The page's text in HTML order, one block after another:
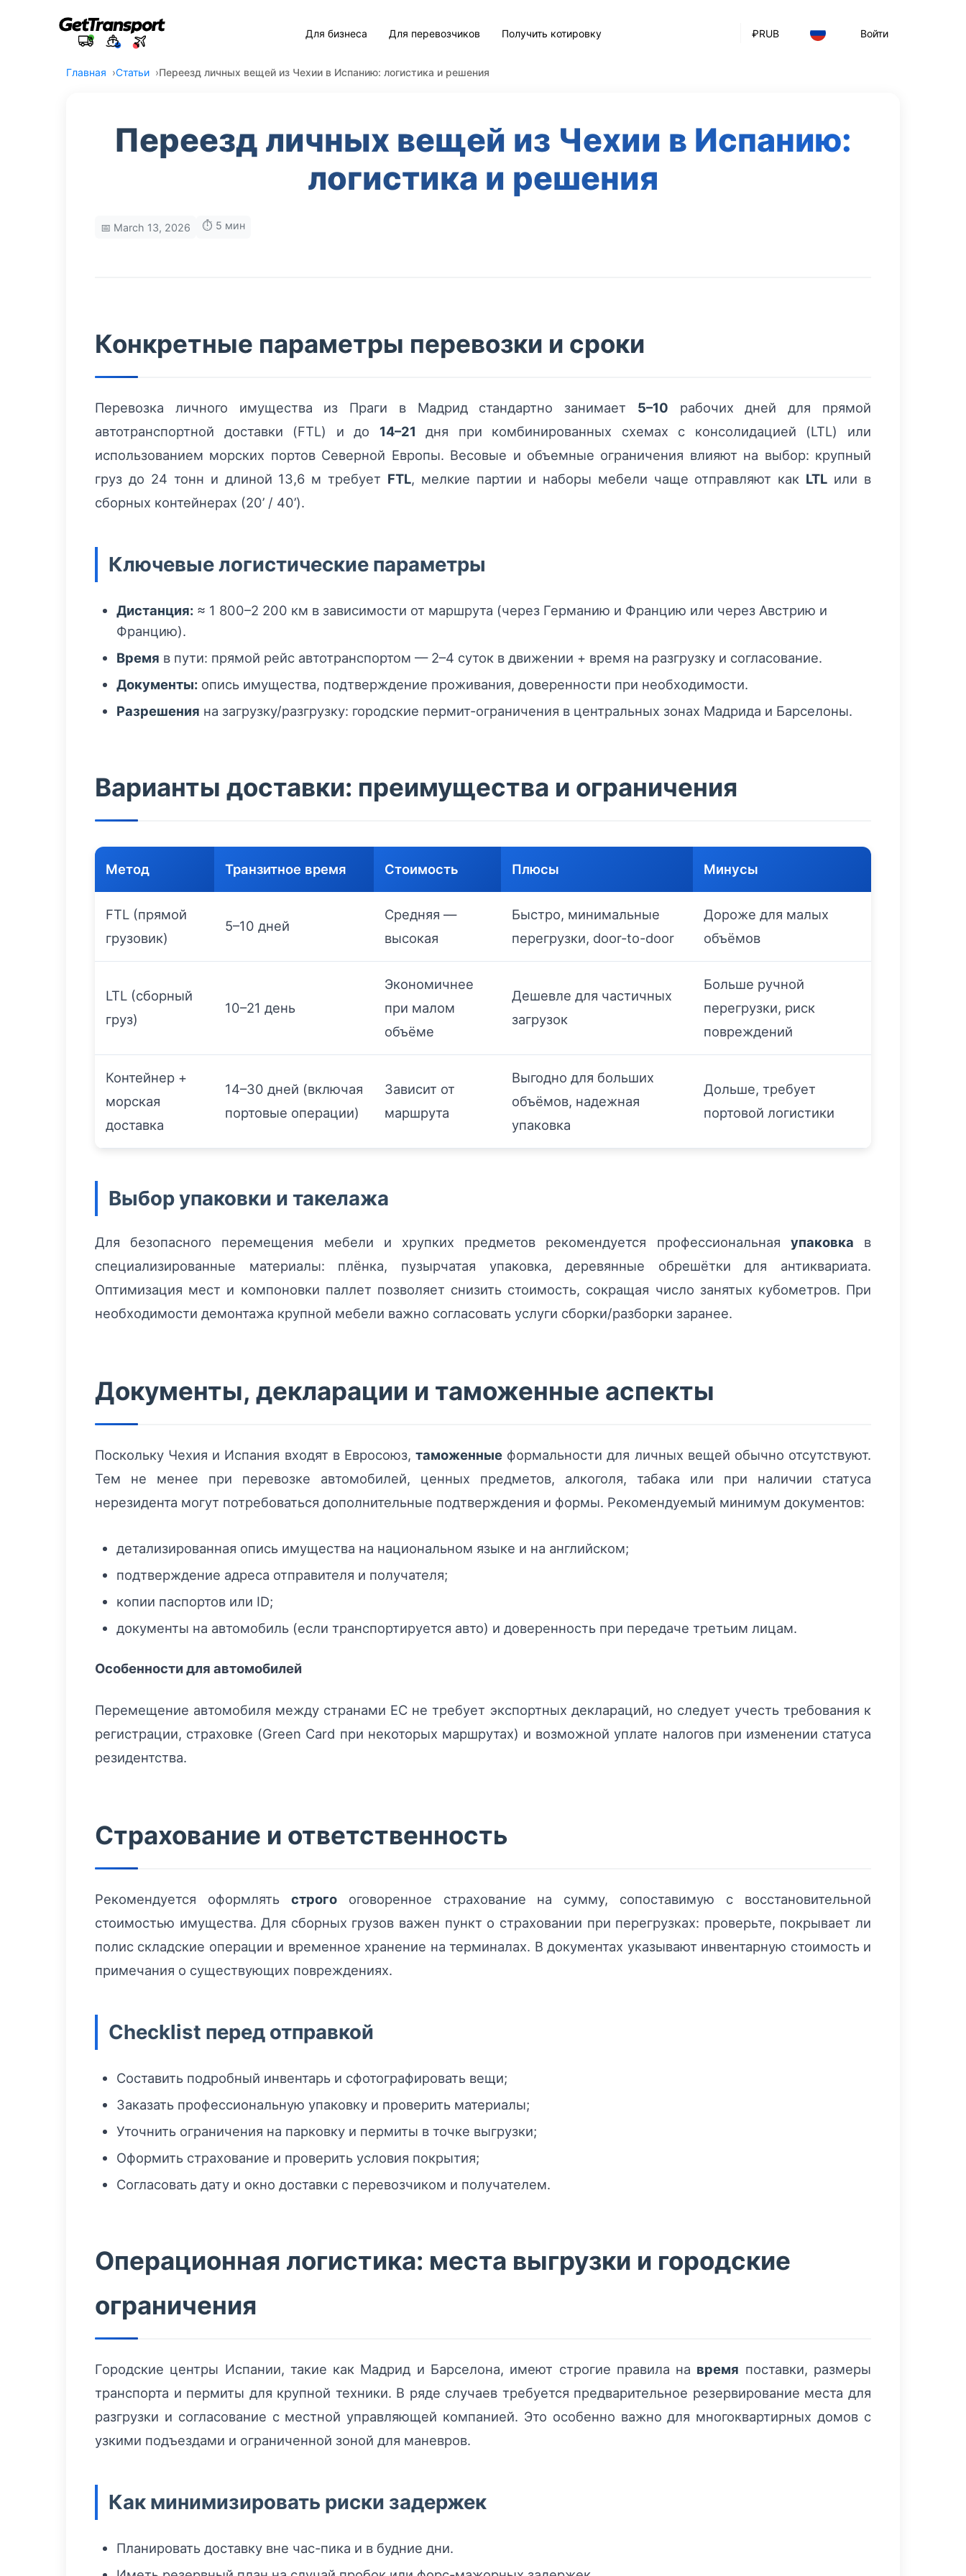
₽RUB Войти
Для бизнеса Для перевозчиков Получить котировку
Главная Статьи Переезд личных вещей из Чехии в Испанию: логистика и решения
Переезд личных вещей из Чехии в Испанию:
логистика и решения
📅 March 13, 2026 ⏱️ 5 мин
Конкретные параметры перевозки и сроки
Перевозка личного имущества из Праги в Мадрид стандартно занимает 5–10 рабочих дней для прямой
автотранспортной доставки (FTL) и до 14–21 дня при комбинированных схемах с консолидацией (LTL) или
использованием морских портов Северной Европы. Весовые и объемные ограничения влияют на выбор: крупный
груз до 24 тонн и длиной 13,6 м требует FTL, мелкие партии и наборы мебели чаще отправляют как LTL или в
сборных контейнерах (20’ / 40’).
Ключевые логистические параметры
Дистанция: ≈ 1 800–2 200 км в зависимости от маршрута (через Германию и Францию или через Австрию и
Францию).
Время в пути: прямой рейс автотранспортом — 2–4 суток в движении + время на разгрузку и согласование.
Документы: опись имущества, подтверждение проживания, доверенности при необходимости.
Разрешения на загрузку/разгрузку: городские пермит-ограничения в центральных зонах Мадрида и Барселоны.
Варианты доставки: преимущества и ограничения
Метод Транзитное время Стоимость Плюсы Минусы
FTL (прямой
грузовик)
5–10 дней
Средняя —
высокая
Быстро, минимальные
перегрузки, door-to-door
Дороже для малых
объёмов
LTL (сборный
груз)
10–21 день
Экономичнее
при малом
объёме
Дешевле для частичных
загрузок
Больше ручной
перегрузки, риск
повреждений
Контейнер +
морская
доставка
14–30 дней (включая
портовые операции)
Зависит от
маршрута
Выгодно для больших
объёмов, надежная
упаковка
Дольше, требует
портовой логистики
Выбор упаковки и такелажа
Для безопасного перемещения мебели и хрупких предметов рекомендуется профессиональная упаковка в
специализированные материалы: плёнка, пузырчатая упаковка, деревянные обрешётки для антиквариата.
Оптимизация мест и компоновки паллет позволяет снизить стоимость, сокращая число занятых кубометров. При
необходимости демонтажа крупной мебели важно согласовать услуги сборки/разборки заранее.
Документы, декларации и таможенные аспекты
Поскольку Чехия и Испания входят в Евросоюз,таможенные формальности для личных вещей обычно отсутствуют.
Тем не менее при перевозке автомобилей, ценных предметов, алкоголя, табака или при наличии статуса
нерезидента могут потребоваться дополнительные подтверждения и формы. Рекомендуемый минимум документов:
детализированная опись имущества на национальном языке и на английском;
подтверждение адреса отправителя и получателя;
копии паспортов или ID;
документы на автомобиль (если транспортируется авто) и доверенность при передаче третьим лицам.
Особенности для автомобилей
Перемещение автомобиля между странами ЕС не требует экспортных деклараций, но следует учесть требования к
регистрации, страховке (Green Card при некоторых маршрутах) и возможной уплате налогов при изменении статуса
резидентства.
Страхование и ответственность
Рекомендуется оформлять строгооговоренное страхование на сумму, сопоставимую с восстановительной
стоимостью имущества. Для сборных грузов важен пункт о страховании при перегрузках: проверьте, покрывает ли
полис складские операции и временное хранение на терминалах. В документах указывают инвентарную стоимость и
примечания о существующих повреждениях.
Checklist перед отправкой
Составить подробный инвентарь и сфотографировать вещи;
Заказать профессиональную упаковку и проверить материалы;
Уточнить ограничения на парковку и пермиты в точке выгрузки;
Оформить страхование и проверить условия покрытия;
Согласовать дату и окно доставки с перевозчиком и получателем.
Операционная логистика: места выгрузки и городские
ограничения
Городские центры Испании, такие как Мадрид и Барселона, имеют строгие правила на время поставки, размеры
транспорта и пермиты для крупной техники. В ряде случаев требуется предварительное резервирование места для
разгрузки и согласование с местной управляющей компанией. Это особенно важно для многоквартирных домов с
узкими подъездами и ограниченной зоной для маневров.
Как минимизировать риски задержек
Планировать доставку вне час-пика и в будние дни.